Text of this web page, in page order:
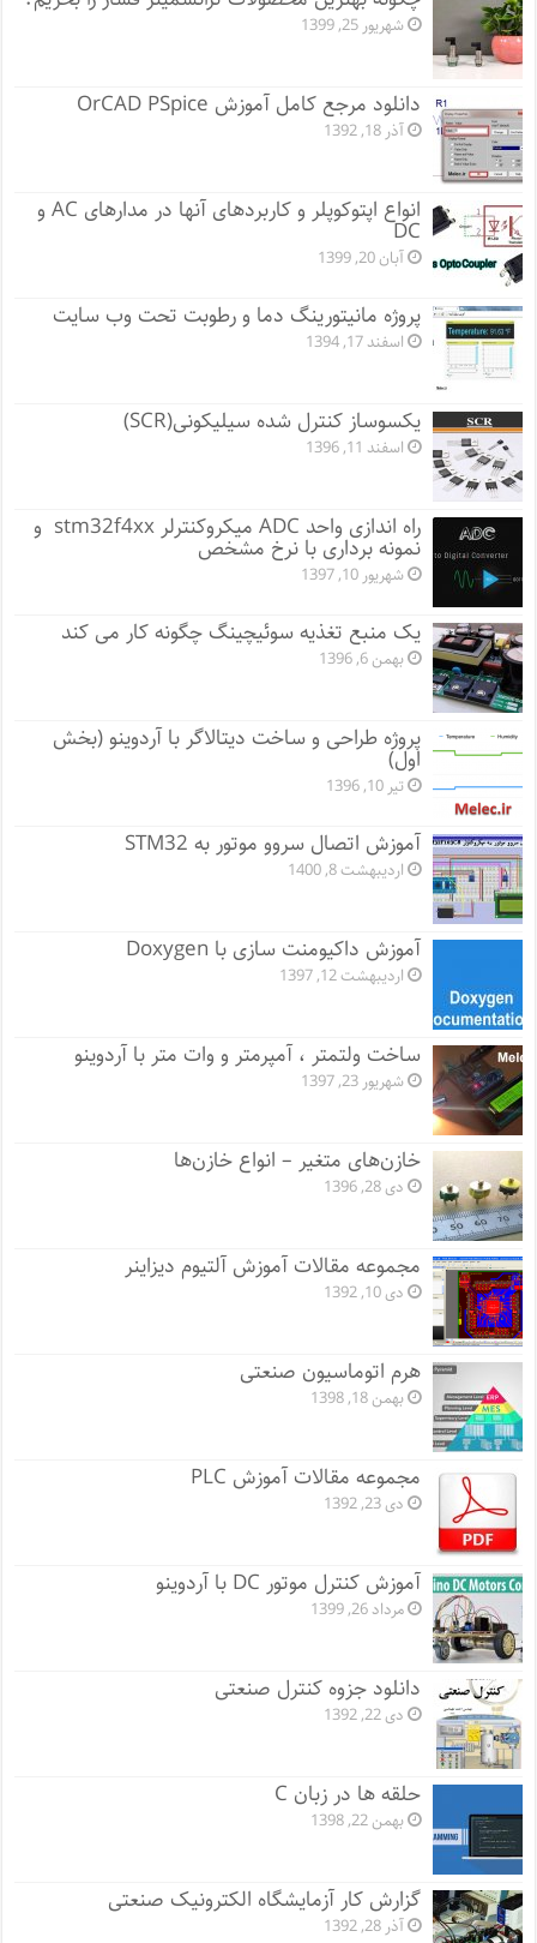
شهریور 25, 1399
دانلود مرجع کامل آموزش OrCAD PSpice
آذر 18, 1392
انواع اپتوکوپلر و کاربردهای آنها در مدارهای AC و
DC
آبان 20, 1399
پروژه مانيتورينگ دما و رطوبت تحت وب سایت
اسفند 17, 1394
یکسوساز کنترل شده سیلیکونی(SCR)
اسفند 11, 1396
راه اندازی واحد ADC میکروکنترلر stm32f4xx و
نمونه برداری با نرخ مشخص
شهریور 10, 1397
یک منبع تغذیه سوئیچینگ چگونه کار می کند
بهمن 6, 1396
پروژه طراحی و ساخت دیتالاگر با آردوینو (بخش
اول)
تیر 10, 1396
آموزش اتصال سروو موتور به STM32
اردیبهشت 8, 1400
آموزش داکیومنت سازی با Doxygen
اردیبهشت 12, 1397
ساخت ولتمتر ، آمپرمتر و وات متر با آردوینو
شهریور 23, 1397
خازن‌های متغیر – انواع خازن‌ها
دی 28, 1396
مجموعه مقالات آموزش آلتیوم دیزاینر
دی 10, 1392
هرم اتوماسیون صنعتی
بهمن 18, 1398
مجموعه مقالات آموزش PLC
دی 23, 1392
آموزش کنترل موتور DC با آردوینو
مرداد 26, 1399
دانلود جزوه کنترل صنعتی
دی 22, 1392
حلقه ها در زبان C
بهمن 22, 1398
گزارش کار آزمایشگاه الکترونیک صنعتی
آذر 28, 1392